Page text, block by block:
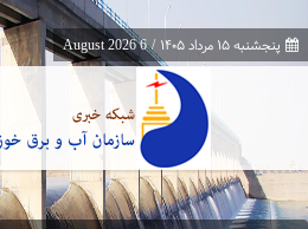
پنجشنبه ۱۵ مرداد ۱۴۰۵ /
6 August 2026